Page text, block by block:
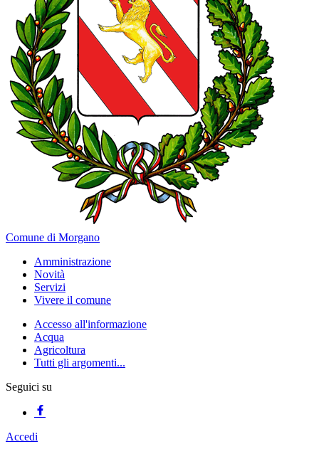
Comune di Morgano
Amministrazione
Novità
Servizi
Vivere il comune
Accesso all'informazione
Acqua
Agricoltura
Tutti gli argomenti...
Seguici su
Accedi